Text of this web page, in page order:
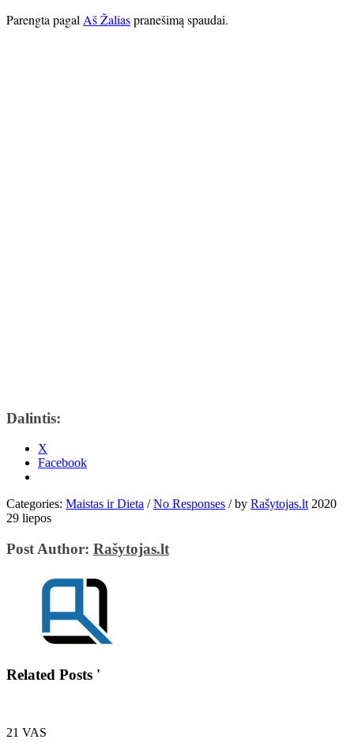
Parengta pagal Aš Žaliaspranešimą spaudai.
Dalintis:
X
Facebook
Categories: Maistas ir Dieta / No Responses /by Rašytojas.lt 2020
29 liepos
Post Author: Rašytojas.lt
Related Posts '
21 VAS